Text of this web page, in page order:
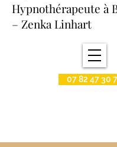
Hypnothérapeute à
– Zenka Linhart
07 82 47 30